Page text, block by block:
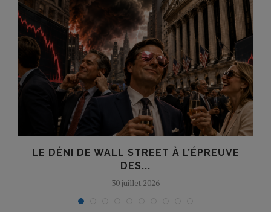
LE DÉNI DE WALL STREET À L’ÉPREUVE
DES...
30 juillet 2026